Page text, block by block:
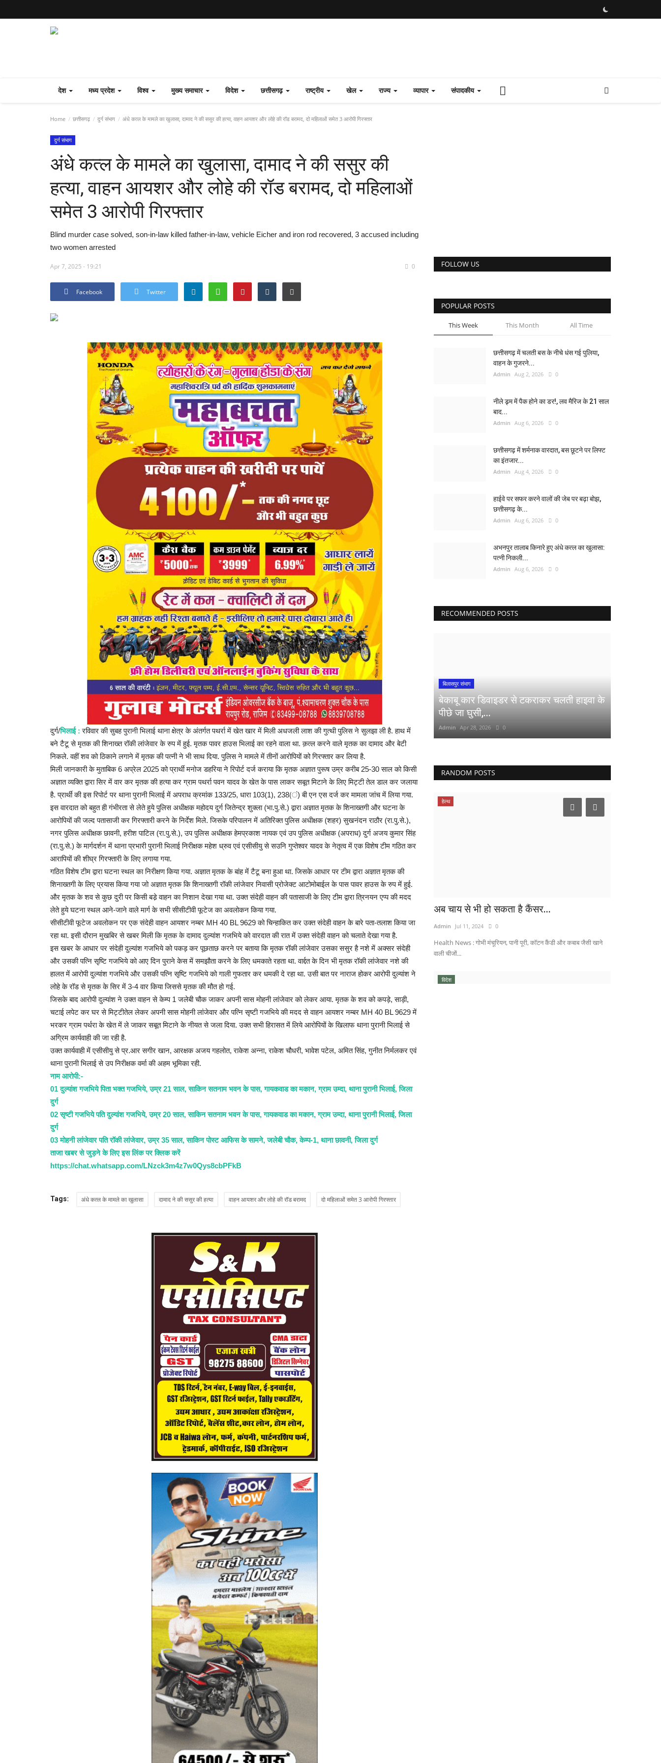
देश मध्य प्रदेश विश्व मुख्य समाचार विदेश छत्तीसगढ़ राष्ट्रीय खेल राज्य व्यापार संपादकीय
Home छत्तीसगढ़ दुर्ग संभाग अंधे कत्ल के मामले का खुलासा, दामाद ने की ससुर की हत्या, वाहन आयशर और लोहे की रॉड बरामद, दो महिलाओं समेत 3 आरोपी गिरफ्तार
दुर्ग संभाग
अंधे कत्ल के मामले का खुलासा, दामाद ने की ससुर की
हत्या, वाहन आयशर और लोहे की रॉड बरामद, दो महिलाओं
समेत 3 आरोपी गिरफ्तार
Blind murder case solved, son-in-law killed father-in-law, vehicle Eicher and iron rod recovered, 3 accused including
two women arrested
Apr 7, 2025 - 19:21 0
Facebook Twitter
दुर्ग/भिलाई : रविवार की सुबह पुरानी भिलाई थाना क्षेत्र के अंतर्गत पथर्रा में खेत खार में मिली अधजली लाश की गुत्थी पुलिस ने सुलझा ली है. हाथ में
बने टैटू से मृतक की शिनाख्त रॉकी लांजेवार के रुप में हुई. मृतक पावर हाउस भिलाई का रहने वाला था. क़त्ल करने वाले मृतक का दामाद और बेटी
निकले. वहीं शव को ठिकाने लगाने में मृतक की पत्नी ने भी साथ दिया. पुलिस ने मामले में तीनों आरोपियों को गिरफ्तार कर लिया है.
मिली जानकारी के मुताबिक 6 अप्रेल 2025 को प्रार्थी मनोज डहरिया ने रिपोर्ट दर्ज कराया कि मृतक अज्ञात पुरूष उम्र करीब 25-30 साल को किसी
अज्ञात व्यक्ति द्वारा सिर में वार कर मृतक की हत्या कर ग्राम पथर्रा पवन यादव के खेत के पास लाकर सबूत मिटाने के लिए मिट्टी तेल डाल कर जलाया
है. प्रार्थी की इस रिपोर्ट पर थाना पुरानी भिलाई में अपराध क्रमांक 133/25, धारा 103(1), 238(ं) बी एन एस दर्ज कर मामला जांच में लिया गया.
इस वारदात को बहुत ही गंभीरता से लेते हुये पुलिस अधीक्षक महोदय दुर्ग जितेन्द्र शुक्ला (भा.पु.से.) द्वारा अज्ञात मृतक के शिनाख्तगी और घटना के
आरोपियों की जल्द पतासाजी कर गिरफ्तारी करने के निर्देश मिले. जिसके परिपालन में अतिरिक्त पुलिस अधीक्षक (शहर) सुखनंदन राठौर (रा.पु.से.),
नगर पुलिस अधीक्षक छावनी, हरीश पाटिल (रा.पु.से.), उप पुलिस अधीक्षक हेमप्रकाश नायक एवं उप पुलिस अधीक्षक (अपराध) दुर्ग अजय कुमार सिंह
(रा.पु.से.) के मार्गदर्शन में थाना प्रभारी पुरानी भिलाई निरीक्षक महेश ध्रुव एवं एसीसीयु से सउनि गुप्तेश्वर यादव के नेतृत्व में एक विशेष टीम गठित कर
आरापियों की शीघ्र गिरफ्तारी के लिए लगाया गया.
गठित विशेष टीम द्वारा घटना स्थल का निरीक्षण किया गया. अज्ञात मृतक के बांह में टैटू बना हुआ था. जिसके आधार पर टीम द्वारा अज्ञात मृतक की
शिनाख्तगी के लिए प्रयास किया गया जो अज्ञात मृतक कि शिनाख्तगी रॉकी लांजेवार निवासी प्रोजेक्ट आटोमोबाईल के पास पावर हाउस के रुप में हुई.
और मृतक के शव से कुछ दुरी पर किसी बडे़ वाहन का निशान देखा गया था. उक्त संदेही वाहन की पतासाजी के लिए टीम द्वारा त्रिनयन एप्प की मदद
लेते हुये घटना स्थल आने-जाने वाले मार्ग के सभी सीसीटीवी फूटेज का अवलोकन किया गया.
सीसीटीवी फूटेज अवलोकन पर एक संदेही वाहन आयशर नम्बर MH 40 BL 9629 को चिन्हाकित कर उक्त संदेही वाहन के बारे पता-तलाश किया जा
रहा था. इसी दौरान मुखबिर से खबर मिली कि मृतक के दामाद दुल्यांश गजभिये को वारदात की रात में उक्त संदेही वाहन को चलाते देखा गया है.
इस खबर के आधार पर संदेही दुल्यांश गजभिये को पकड़ कर पूछताछ करने पर बताया कि मृतक रॉकी लांजेवार उसका ससुर है नशे में अक्सर संदेही
और उसकी पत्नि सृष्टि गजभिये को आए दिन पुराने केस में समझौता करने के लिए धमकाते रहता था. वार्द्दत के दिन भी मृतक रॉकी लांजेवार नशे की
हालत में आरोपी दुल्यांश गजभिये और उसकी पत्नि सृष्टि गजभिये को गाली गुफतार कर धमकी दे रहा था. उसी बात पर नाराज होकर आरोपी दुल्यांश ने
लोहे के रॉड से मृतक के सिर में 3-4 वार किया जिससे मृतक की मौत हो गई.
जिसके बाद आरोपी दुल्यांश ने उक्त वाहन से केम्प 1 जलेबी चौक जाकर अपनी सास मोहनी लांजेवार को लेकर आया. मृतक के शव को कपड़े, साड़ी,
चटाई लपेट कर घर से मिट्टीतेल लेकर अपनी सास मोहनी लांजेवार और पत्नि सृष्टी गजभिये की मदद से वाहन आयशर नम्बर MH 40 BL 9629 में
भरकर ग्राम पर्थरा के खेत में ले जाकर सबूत मिटाने के नीयत से जला दिया. उक्त सभी हिरासत में लिये आरोपियों के खिलाफ थाना पुरानी भिलाई से
अग्रिम कार्यवाही की जा रही है.
उक्त कार्यवाही में एसीसीयु से प्र.आर सगीर खान, आरक्षक अजय गहलोत, राकेश अन्ना, राकेश चौधरी, भावेश पटेल, अमित सिंह, गुनीत निर्मलकर एवं
थाना पुरानी भिलाई से उप निरीक्षक वर्मा की अहम भूमिका रही.
नाम आरोपी:-
01 दुल्यांश गजभिये पिता भक्त गजभिये, उम्र 21 साल, साकिन सतनाम भवन के पास, गायकवाड का मकान, ग्राम उम्दा, थाना पुरानी भिलाई, जिला
दुर्ग
02 सृष्टी गजभिये पति दुल्यांश गजभिये, उम्र 20 साल, साकिन सतनाम भवन के पास, गायकवाड का मकान, ग्राम उम्दा, थाना पुरानी भिलाई, जिला
दुर्ग
03 मोहनी लांजेवार पति रॉकी लांजेवार, उम्र 35 साल, साकिन पोस्ट आफिस के सामने, जलेबी चौक, केम्प-1, थाना छावनी, जिला दुर्ग
ताजा खबर से जुड़ने के लिए इस लिंक पर क्लिक करें
https://chat.whatsapp.com/LNzck3m4z7w0Qys8cbPFkB
Tags: अंधे कत्ल के मामले का खुलासा दामाद ने की ससुर की हत्या वाहन आयशर और लोहे की रॉड बरामद दो महिलाओं समेत 3 आरोपी गिरफ्तार
FOLLOW US
POPULAR POSTS
This Week This Month All Time
छत्तीसगढ़ में चलती बस के नीचे धंस गई पुलिया,
वाहन के गुजरने...
Admin Aug 2, 2026 0
नीले ड्र्म में पैक होने का डर!, लव मैरिज के 21 साल
बाद...
Admin Aug 6, 2026 0
छत्तीसगढ़ में शर्मनाक वारदात, बस छूटने पर लिफ्ट
का इंतजार...
Admin Aug 4, 2026 0
हाईवे पर सफर करने वालों की जेब पर बढ़ा बोझ,
छत्तीसगढ़ के...
Admin Aug 6, 2026 0
अभनपुर तालाब किनारे हुए अंधे कत्ल का खुलासा:
पत्नी निकली...
Admin Aug 6, 2026 0
RECOMMENDED POSTS
बिलासपुर संभाग
बेकाबू कार डिवाइडर से टकराकर चलती हाइवा के
पीछे जा घुसी,...
Admin Apr 28, 2026 0
RANDOM POSTS
हेल्थ
अब चाय से भी हो सकता है कैंसर...
Admin Jul 11, 2024 0
Health News : गोभी मंचूरियन, पानी पूरी, कॉटन कैंडी और कबाब जैसी खाने
वाली चीजों...
विदेश